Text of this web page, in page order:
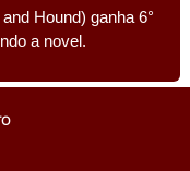
Hound) ganha 6°
a novel.